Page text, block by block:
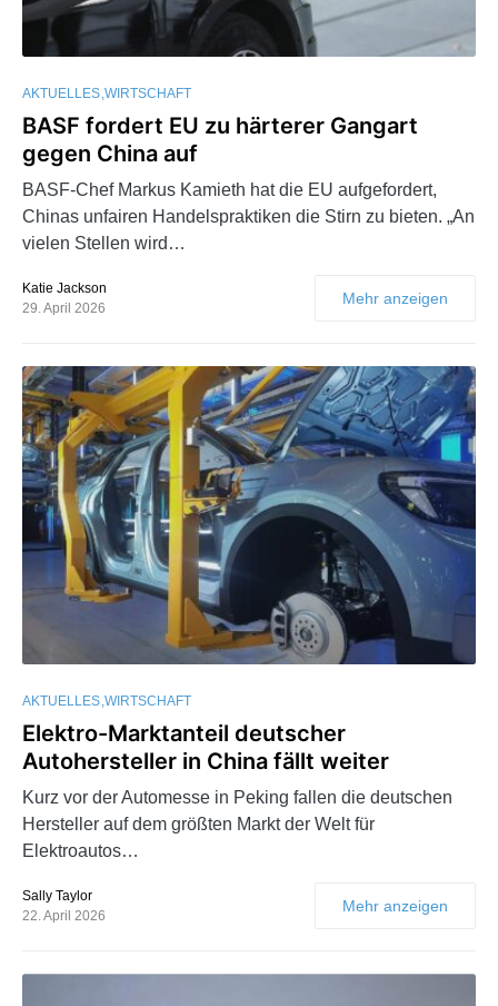
AKTUELLES WIRTSCHAFT
BASF fordert EU zu härterer Gangart
gegen China auf
BASF-Chef Markus Kamieth hat die EU aufgefordert,
Chinas unfairen Handelspraktiken die Stirn zu bieten. „An
vielen Stellen wird…
Katie Jackson
29. April 2026
Mehr anzeigen
AKTUELLES WIRTSCHAFT
Elektro-Marktanteil deutscher
Autohersteller in China fällt weiter
Kurz vor der Automesse in Peking fallen die deutschen
Hersteller auf dem größten Markt der Welt für
Elektroautos…
Sally Taylor
22. April 2026
Mehr anzeigen